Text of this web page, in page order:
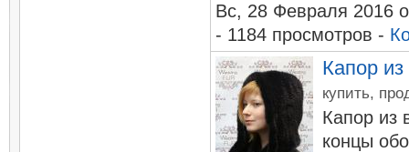
Вc, 28 Февраля 2016
- 1184 просмотров -
Капор из
купить,
Капор из
концы